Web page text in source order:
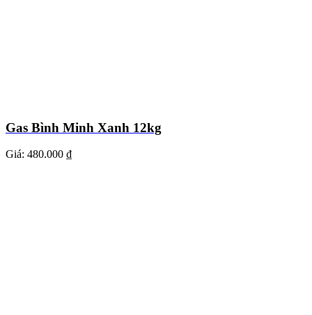
Gas Bình Minh Xanh 12kg
Giá: 480.000 ₫